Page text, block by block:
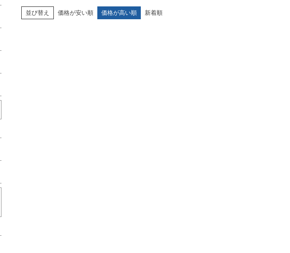
並び替え 価格が安い順 価格が高い順 新着順